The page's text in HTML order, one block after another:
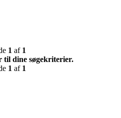
1 af 1
til dine søgekriterier.
1 af 1